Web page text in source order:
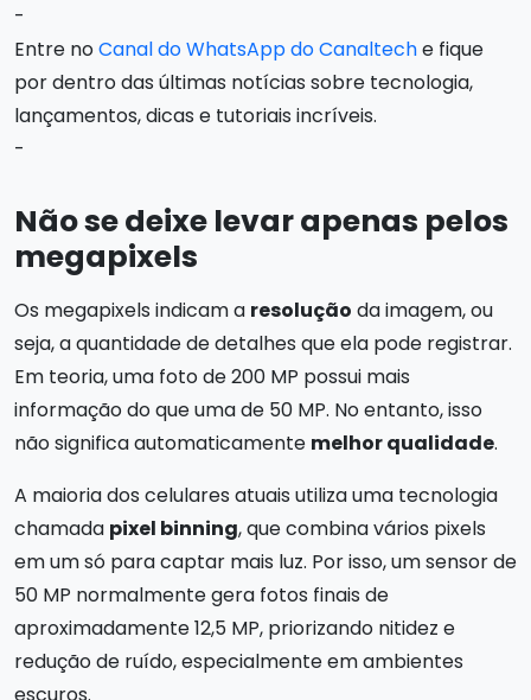
-
Entre noCanal do WhatsApp do Canalteche fique
por dentro das últimas notícias sobre tecnologia,
lançamentos, dicas e tutoriais incríveis.
-
Não se deixe levar apenas pelos
megapixels
Os megapixels indicam a resolução da imagem, ou
seja, a quantidade de detalhes que ela pode registrar.
Em teoria, uma foto de 200 MP possui mais
informação do que uma de 50 MP. No entanto, isso
não significa automaticamente melhor qualidade.
A maioria dos celulares atuais utiliza uma tecnologia
chamada pixel binning, que combina vários pixels
em um só para captar mais luz. Por isso, um sensor de
50 MP normalmente gera fotos finais de
aproximadamente 12,5 MP, priorizando nitidez e
redução de ruído, especialmente em ambientes
escuros.